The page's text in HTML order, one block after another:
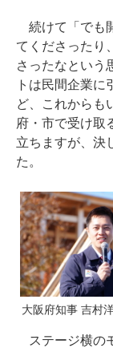
続けて「でも
てくださったり
さったなという
トは民間企業
ど、これからも
府・市で受け取
立ちますが、決
た。
大阪府知事 吉村
ステージ横の